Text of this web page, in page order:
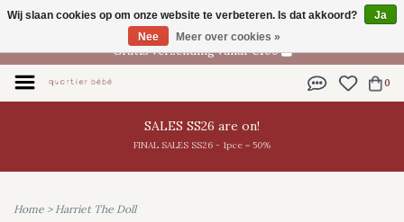
NL
Gratis verzending vanaf €100
0
SALES SS26 are on!
FINAL SALES SS26 - 1pce = 50%
Home > Harriet The Doll
Wij slaan cookies op om onze website te verbeteren. Is dat akkoord?
Ja
Nee
Meer over cookies »